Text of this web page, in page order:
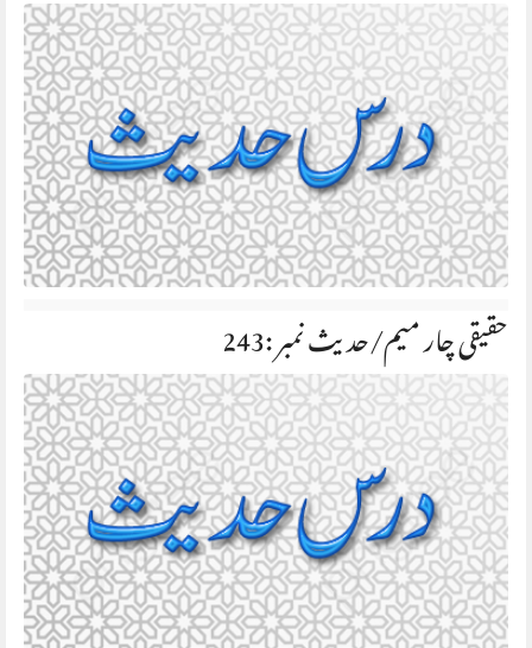
حقیقی چار میم/حديث نمبر :243